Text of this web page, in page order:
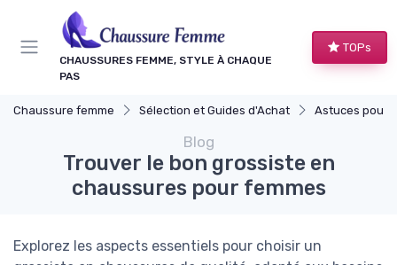
CHAUSSURES FEMME, STYLE À CHAQUE
PAS
TOPs
Chaussure femme Sélection et Guides d'Achat Astuces pour
Blog
Trouver le bon grossiste en
chaussures pour femmes
Explorez les aspects essentiels pour choisir un
Panneau de gestion des cookies